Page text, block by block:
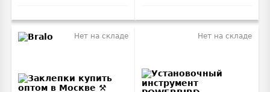
Нет на складе Нет на складе